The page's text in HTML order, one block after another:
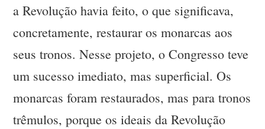
a Revolução havia feito, o que significava,
concretamente, restaurar os monarcas aos
seus tronos. Nesse projeto, o Congresso teve
um sucesso imediato, mas superficial. Os
monarcas foram restaurados, mas para tronos
trêmulos, porque os ideais da Revolução